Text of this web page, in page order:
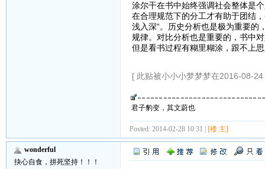
涂尔干在书中始终强调社会整体是
在合理规范下的分工才有助于团结
浅入深“。历史分析也是极为重要的
规律。对比分析也是重要的，书中
但是看书过程有糊里糊涂，跟不上
[ 此贴被小小小梦梦梦在2016-08-
君子豹变，其文蔚也
Posted: 2014-02-28 10:31 | [楼 主]
wonderful
抉心自食，拼死坚持！！！